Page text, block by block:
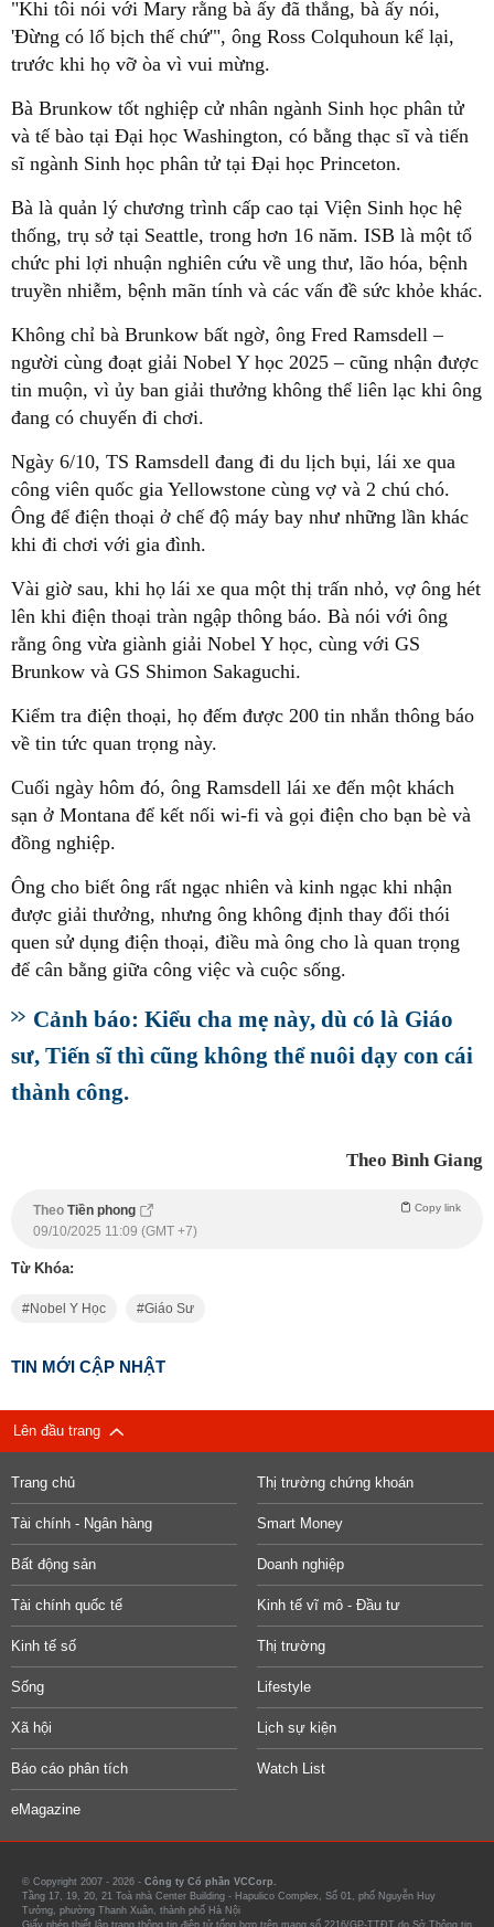
"Khi tôi nói với Mary rằng bà ấy đã thắng, bà ấy nói,
'Đừng có lố bịch thế chứ'", ông Ross Colquhoun kể lại,
trước khi họ vỡ òa vì vui mừng.
Bà Brunkow tốt nghiệp cử nhân ngành Sinh học phân tử
và tế bào tại Đại học Washington, có bằng thạc sĩ và tiến
sĩ ngành Sinh học phân tử tại Đại học Princeton.
Bà là quản lý chương trình cấp cao tại Viện Sinh học hệ
thống, trụ sở tại Seattle, trong hơn 16 năm. ISB là một tổ
chức phi lợi nhuận nghiên cứu về ung thư, lão hóa, bệnh
truyền nhiễm, bệnh mãn tính và các vấn đề sức khỏe khác.
Không chỉ bà Brunkow bất ngờ, ông Fred Ramsdell –
người cùng đoạt giải Nobel Y học 2025 – cũng nhận được
tin muộn, vì ủy ban giải thưởng không thể liên lạc khi ông
đang có chuyến đi chơi.
Ngày 6/10, TS Ramsdell đang đi du lịch bụi, lái xe qua
công viên quốc gia Yellowstone cùng vợ và 2 chú chó.
Ông để điện thoại ở chế độ máy bay như những lần khác
khi đi chơi với gia đình.
Vài giờ sau, khi họ lái xe qua một thị trấn nhỏ, vợ ông hét
lên khi điện thoại tràn ngập thông báo. Bà nói với ông
rằng ông vừa giành giải Nobel Y học, cùng với GS
Brunkow và GS Shimon Sakaguchi.
Kiểm tra điện thoại, họ đếm được 200 tin nhắn thông báo
về tin tức quan trọng này.
Cuối ngày hôm đó, ông Ramsdell lái xe đến một khách
sạn ở Montana để kết nối wi-fi và gọi điện cho bạn bè và
đồng nghiệp.
Ông cho biết ông rất ngạc nhiên và kinh ngạc khi nhận
được giải thưởng, nhưng ông không định thay đổi thói
quen sử dụng điện thoại, điều mà ông cho là quan trọng
để cân bằng giữa công việc và cuộc sống.
Cảnh báo: Kiểu cha mẹ này, dù có là Giáo
sư, Tiến sĩ thì cũng không thể nuôi dạy con cái
thành công.
Theo Bình Giang
Theo Tiền phong Copy link
09/10/2025 11:09 (GMT +7)
Từ Khóa:
Nobel Y Học Giáo Sư
TIN MỚI CẬP NHẬT
Lên đầu trang
Trang chủ Thị trường chứng khoán
Tài chính - Ngân hàng Smart Money
Bất động sản Doanh nghiệp
Tài chính quốc tế Kinh tế vĩ mô - Đầu tư
Kinh tế số Thị trường
Sống Lifestyle
Xã hội Lịch sự kiện
Báo cáo phân tích Watch List
eMagazine
© Copyright 2007 - 2026 - Công ty Cổ phần VCCorp.
Tầng 17, 19, 20, 21 Toà nhà Center Building - Hapulico Complex, Số 01, phố Nguyễn Huy
Tưởng, phường Thanh Xuân, thành phố Hà Nội
Giấy phép thiết lập trang thông tin điện tử tổng hợp trên mạng số 2216/GP-TTĐT do Sở Thông tin